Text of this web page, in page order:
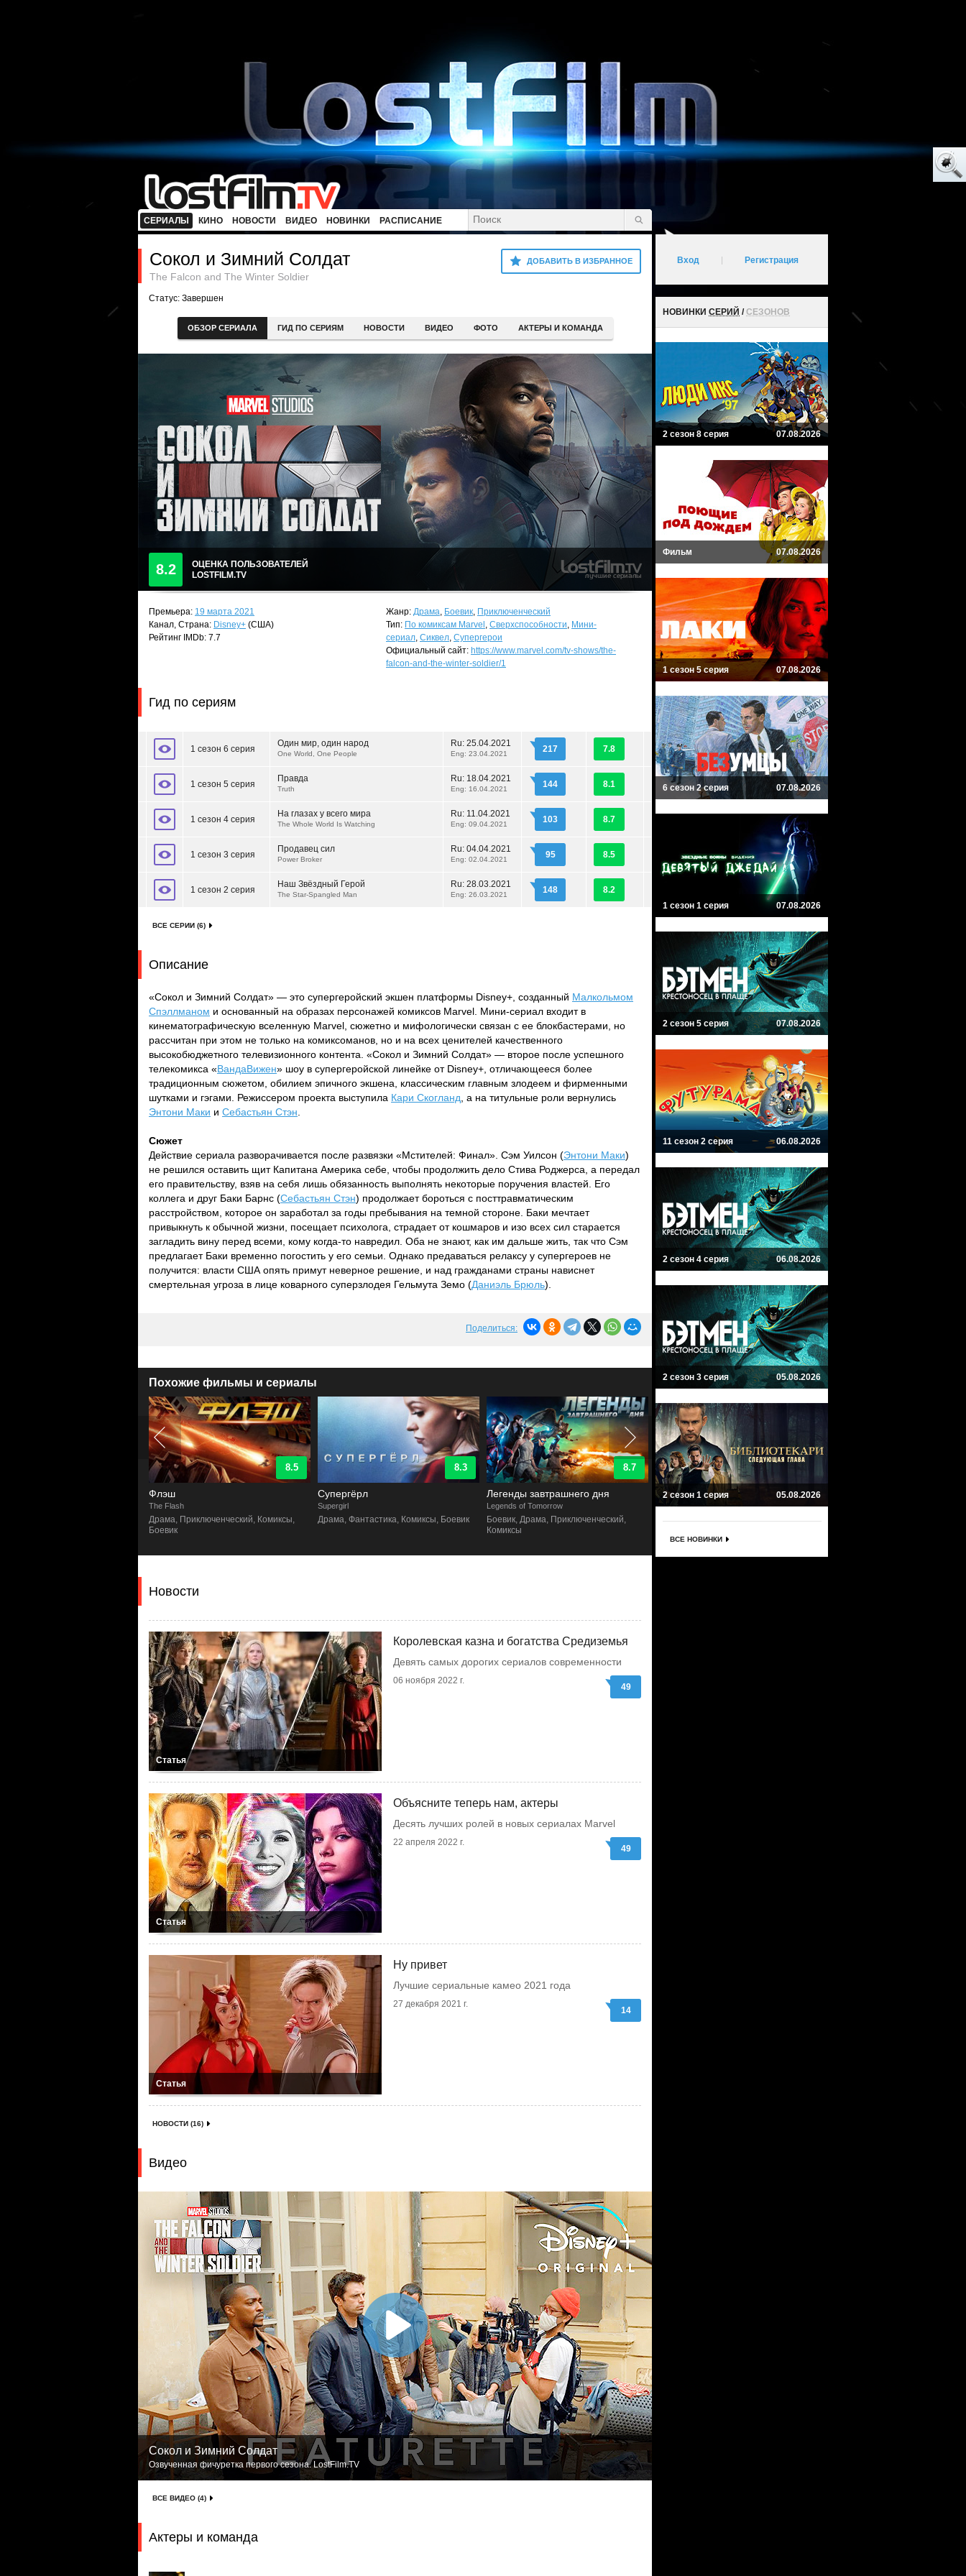
СЕРИАЛЫ КИНО НОВОСТИ ВИДЕО НОВИНКИ РАСПИСАНИЕ
ДОБАВИТЬ В ИЗБРАННОЕ
Сокол и Зимний Солдат
The Falcon and The Winter Soldier
Статус: Завершен
ОБЗОР СЕРИАЛА ГИД ПО СЕРИЯМ НОВОСТИ ВИДЕО ФОТО АКТЕРЫ И КОМАНДА
8.2
ОЦЕНКА ПОЛЬЗОВАТЕЛЕЙ
LOSTFILM.TV
Премьера: 19 марта 2021
Канал, Страна: Disney+ (США)
Рейтинг IMDb: 7.7
Жанр: Драма, Боевик, Приключенческий
Тип: По комиксам Marvel , Сверхспособности, Мини-
сериал, Сиквел, Супергерои
Официальный сайт: https://www.marvel.com/tv-shows/the-
falcon-and-the-winter-soldier/1
Гид по сериям
1 сезон 6 серия
Один мир, один народ
One World, One People
Ru: 25.04.2021
Eng: 23.04.2021 217 7.8
1 сезон 5 серия
Правда
Truth
Ru: 18.04.2021
Eng: 16.04.2021 144 8.1
1 сезон 4 серия
На глазах у всего мира
The Whole World Is Watching
Ru: 11.04.2021
Eng: 09.04.2021 103 8.7
1 сезон 3 серия
Продавец сил
Power Broker
Ru: 04.04.2021
Eng: 02.04.2021 95 8.5
1 сезон 2 серия
Наш Звёздный Герой
The Star-Spangled Man
Ru: 28.03.2021
Eng: 26.03.2021 148 8.2
ВСЕ СЕРИИ (6)
Описание
«Сокол и Зимний Солдат» — это супергеройский экшен платформы Disney+, созданный Малкольмом
Спэллманом и основанный на образах персонажей комиксов Marvel. Мини-сериал входит в
кинематографическую вселенную Marvel, сюжетно и мифологически связан с ее блокбастерами, но
рассчитан при этом не только на комиксоманов, но и на всех ценителей качественного
высокобюджетного телевизионного контента. «Сокол и Зимний Солдат» — второе после успешного
телекомикса «ВандаВижен» шоу в супергеройской линейке от Disney+, отличающееся более
традиционным сюжетом, обилием эпичного экшена, классическим главным злодеем и фирменными
шутками и гэгами. Режиссером проекта выступила Кари Скогланд , а на титульные роли вернулись
Энтони Маки и Себастьян Стэн
Сюжет
Действие сериала разворачивается после развязки «Мстителей: Финал». Сэм Уилсон (Энтони Маки)
не решился оставить щит Капитана Америка себе, чтобы продолжить дело Стива Роджерса, а передал
его правительству, взяв на себя лишь обязанность выполнять некоторые поручения властей. Его
коллега и друг Баки Барнс (Себастьян Стэн) продолжает бороться с посттравматическим
расстройством, которое он заработал за годы пребывания на темной стороне. Баки мечтает
привыкнуть к обычной жизни, посещает психолога, страдает от кошмаров и изо всех сил старается
загладить вину перед всеми, кому когда-то навредил. Оба не знают, как им дальше жить, так что Сэм
предлагает Баки временно погостить у его семьи. Однако предаваться релаксу у супергероев не
получится: власти США опять примут неверное решение, и над гражданами страны нависнет
смертельная угроза в лице коварного суперзлодея Гельмута Земо (Даниэль Брюль).
Поделиться:
Похожие фильмы и сериалы
8.5
Флэш
The Flash
Драма, Приключенческий, Комиксы,
Боевик
8.3
Супергёрл
Supergirl
Драма, Фантастика, Комиксы, Боевик
8.7
Легенды завтрашнего дня
Legends of Tomorrow
Боевик, Драма, Приключенческий,
Комиксы
7.3
Черная молния
Black Lightning
Боевик, Комиксы, Фантастика, Драма,
Stargirl
Новости
Статья
Королевская казна и богатства Средиземья
Девять самых дорогих сериалов современности
06 ноября 2022 г.
49
Статья
Объясните теперь нам, актеры
Десять лучших ролей в новых сериалах Marvel
22 апреля 2022 г.
49
Статья
Ну привет
Лучшие сериальные камео 2021 года
27 декабря 2021 г.
14
НОВОСТИ (16)
Видео
Сокол и Зимний Солдат
Озвученная фичуретка первого сезона. LostFilm.TV
ВСЕ ВИДЕО (4)
Актеры и команда
Вход Регистрация
НОВИНКИ СЕРИЙ /СЕЗОНОВ
2 сезон 8 серия 07.08.2026
Фильм 07.08.2026
1 сезон 5 серия 07.08.2026
6 сезон 2 серия 07.08.2026
1 сезон 1 серия 07.08.2026
2 сезон 5 серия 07.08.2026
11 сезон 2 серия 06.08.2026
2 сезон 4 серия 06.08.2026
2 сезон 3 серия 05.08.2026
2 сезон 1 серия 05.08.2026
ВСЕ НОВИНКИ